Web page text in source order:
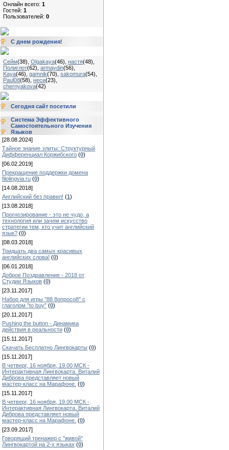
Онлайн всего: 1
Гостей: 1
Пользователей: 0
С днем рождения!
Сейм(38) Olgakaya(46) настя(48)
Полиглот(62) armaydin(56)
Kaya(46) gamnik(70) sakomura(54)
Paul08(58) неси(23)
chernyakova(42)
Сегодня сайт посетили
Система Эффективного
Самостоятельного Изучения
Языков
[28.08.2024]
Тайное знание элиты: Структурный
Дифференциал Коржибского (0)
[06.02.2019]
Прекращение поддержки домена
filolingvia.ru (0)
[14.08.2018]
Английский без правил! (1)
[13.08.2018]
Прогнозирование - это не чудо, а
технология или зачем искусство
стратегии тем, кто учит английский
язык? (0)
[08.03.2018]
Тридцать два самых красивых
английских слова! (0)
[06.01.2018]
Доброе Поздравление - 2018 от
Студии Языков (0)
[23.11.2017]
Набор для игры "88 8опросо8" с
глаголом "to buy" (0)
[20.11.2017]
Pushing the button - Динамика
действия в реальности (0)
[15.11.2017]
Скачать Бесплатно Лингвокарты (0)
[15.11.2017]
В четверг, 16 ноября, 19.00 МСК -
Интерактивная Лингвокарта. Виталий
Диброва представляет новый
мастер-класс на Марафоне. (0)
[15.11.2017]
В четверг, 16 ноября, 19.00 МСК -
Интерактивная Лингвокарта. Виталий
Диброва представляет новый
мастер-класс на Марафоне. (0)
[23.09.2017]
Говорящий тренажер с "живой"
Лингвокартой на 2-х языках (0)